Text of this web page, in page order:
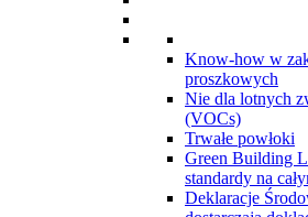
Know-how w
proszkowych
Nie dla lotnych
(VOCs)
Trwałe powłoki
Green Building
standardy na
Deklaracje